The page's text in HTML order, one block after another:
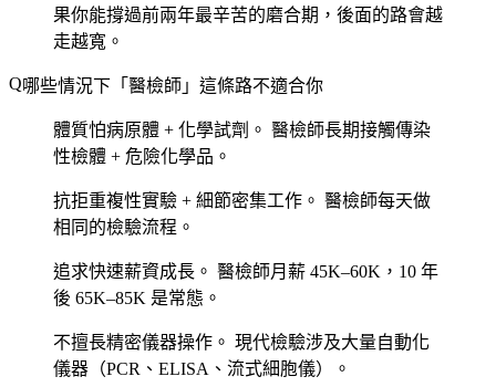
果你能撐過前兩年最辛苦的磨合期，後面的路會越
走越寬。
哪些情況下「醫檢師」這條路不適合你
體質怕病原體 + 化學試劑。 醫檢師長期接觸傳染
性檢體 + 危險化學品。
抗拒重複性實驗 + 細節密集工作。 醫檢師每天做
相同的檢驗流程。
追求快速薪資成長。 醫檢師月薪 45K–60K，10 年
後 65K–85K 是常態。
不擅長精密儀器操作。 現代檢驗涉及大量自動化
儀器（PCR、ELISA、流式細胞儀）。